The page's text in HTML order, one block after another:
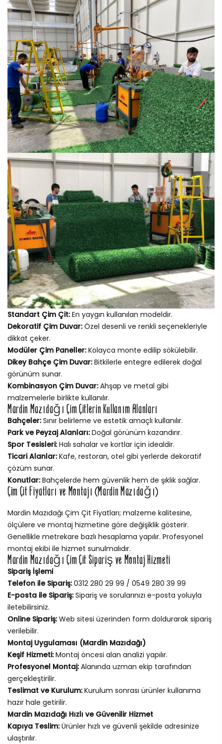
Standart Çim Çit:En yaygın kullanılan modeldir.
Dekoratif Çim Duvar:Özel desenli ve renkli seçenekleriyle
dikkat çeker.
Modüler Çim Paneller:Kolayca monte edilip sökülebilir.
Dikey Bahçe Çim Duvar:Bitkilerle entegre edilerek doğal
görünüm sunar.
Kombinasyon Çim Duvar:Ahşap ve metal gibi
malzemelerle birlikte kullanılır.
Mardin Mazıdağı Çim Çitlerin Kullanım Alanları
Bahçeler:Sınır belirleme ve estetik amaçlı kullanılır.
Park ve Peyzaj Alanları:Doğal görünüm kazandırır.
Spor Tesisleri:Halı sahalar ve kortlar için idealdir.
Ticari Alanlar:Kafe, restoran, otel gibi yerlerde dekoratif
çözüm sunar.
Konutlar:Bahçelerde hem güvenlik hem de şıklık sağlar.
Çim Çit Fiyatları ve Montajı (Mardin Mazıdağı)
Mardin Mazıdağı Çim Çit Fiyatları; malzeme kalitesine,
ölçülere ve montaj hizmetine göre değişiklik gösterir.
Genellikle metrekare bazlı hesaplama yapılır. Profesyonel
montaj ekibi ile hizmet sunulmalıdır.
Mardin Mazıdağı Çim Çit Sipariş ve Montaj Hizmeti
Sipariş İşlemi
Telefon ile Sipariş:0312 280 29 99 / 0549 280 39 99
E-posta ile Sipariş:Sipariş ve sorularınızı e-posta yoluyla
iletebilirsiniz.
Online Sipariş:Web sitesi üzerinden form doldurarak sipariş
verilebilir.
Montaj Uygulaması (Mardin Mazıdağı)
Keşif Hizmeti:Montaj öncesi alan analizi yapılır.
Profesyonel Montaj:Alanında uzman ekip tarafından
gerçekleştirilir.
Teslimat ve Kurulum:Kurulum sonrası ürünler kullanıma
hazır hale getirilir.
Mardin Mazıdağı Hızlı ve Güvenilir Hizmet
Kapıya Teslim:Ürünler hızlı ve güvenli şekilde adresinize
ulaştırılır.